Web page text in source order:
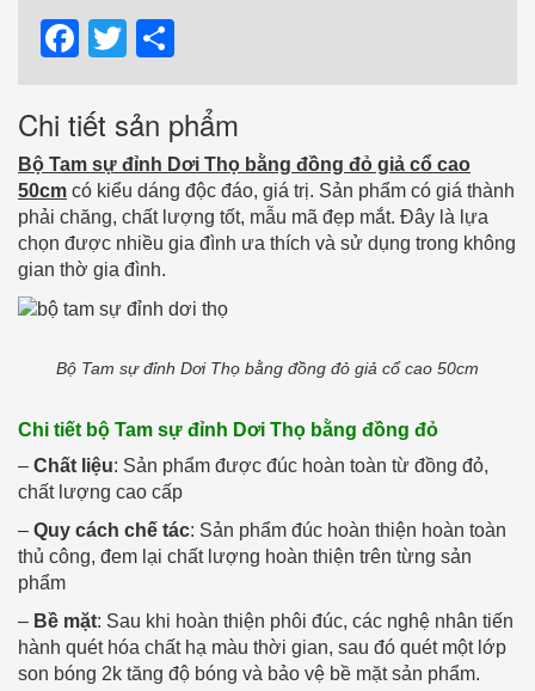
Facebook
Twitter
Chi tiết sản phẩm
Bộ Tam sự đỉnh Dơi Thọ bằng đồng đỏ giả cổ cao
50cm có kiểu dáng độc đáo, giá trị. Sản phẩm có giá thành
phải chăng, chất lượng tốt, mẫu mã đẹp mắt. Đây là lựa
chọn được nhiều gia đình ưa thích và sử dụng trong không
gian thờ gia đình.
Bộ Tam sự đỉnh Dơi Thọ bằng đồng đỏ giả cổ cao 50cm
Chi tiết bộ Tam sự đỉnh Dơi Thọ bằng đồng đỏ
– Chất liệu: Sản phẩm được đúc hoàn toàn từ đồng đỏ,
chất lượng cao cấp
– Quy cách chế tác: Sản phẩm đúc hoàn thiện hoàn toàn
thủ công, đem lại chất lượng hoàn thiện trên từng sản
phẩm
– Bề mặt: Sau khi hoàn thiện phôi đúc, các nghệ nhân tiến
hành quét hóa chất hạ màu thời gian, sau đó quét một lớp
son bóng 2k tăng độ bóng và bảo vệ bề mặt sản phẩm.